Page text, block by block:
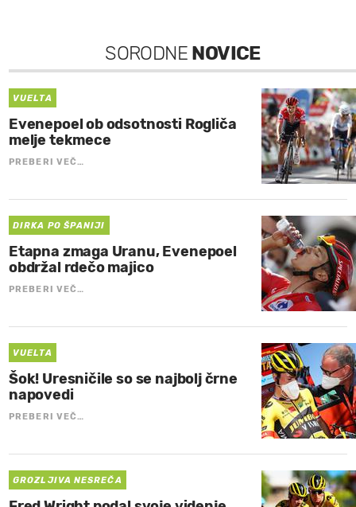
SORODNE NOVICE
VUELTA
Evenepoel ob odsotnosti Rogliča
melje tekmece
PREBERI VEČ…
DIRKA PO ŠPANIJI
Etapna zmaga Uranu, Evenepoel
obdržal rdečo majico
PREBERI VEČ…
VUELTA
Šok! Uresničile so se najbolj črne
napovedi
PREBERI VEČ…
GROZLJIVA NESREČA